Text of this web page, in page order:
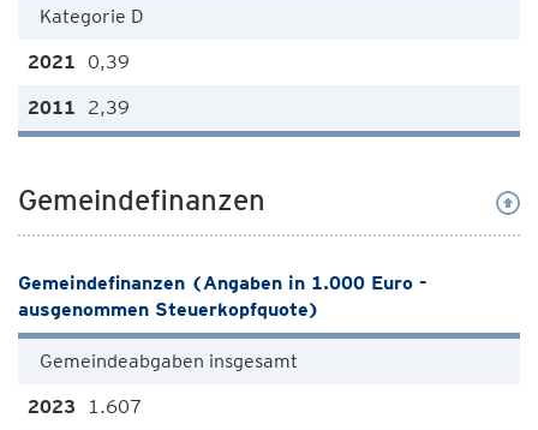
Kategorie D
0,39
2,39
Gemeindefinanzen
Gemeindefinanzen (Angaben in 1.000 Euro -
ausgenommen Steuerkopfquote)
Gemeindeabgaben insgesamt
1.607